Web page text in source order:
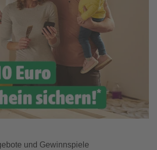
und Gewinnspiele